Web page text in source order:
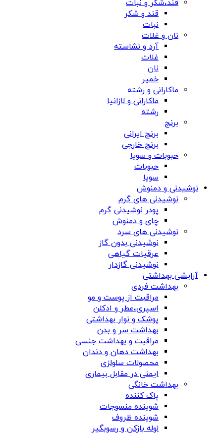
قند،شکر و نبات
قند و شکر
نبات
نان و غلات
آرد و نشاسته
غلات
نان
خمیر
ماکارانی و رشته
ماکارانی و لازانیا
رشته
برنج
برنج ایرانی
برنج خارجی
حبوبات و سویا
حبوبات
سویا
نوشیدنی و دمنوش
نوشیدنی های گرم
پودر نوشیدنی گرم
چای و دمنوش
نوشیدنی های سرد
نوشیدنی بدون گاز
عرقیات گیاهی
نوشیدنی گازدار
آرایشی بهداشتی
بهداشت فردی
مراقبت از پوست و مو
اسپری،عطر و ادکلن
پوشک و نوار بهداشتی
بهداشت سر و بدن
مراقبت و بهداشت جنسی
بهداشت دهان و دندان
محصولات سلولزی
ایمنی در مقابل بیماری
بهداشت خانگی
پاک کننده
شوینده منسوجات
شوینده ظروف
لوله بازکن و رسوبگیر